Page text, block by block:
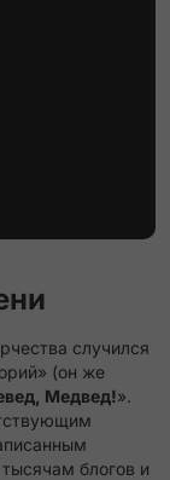
случился
(он же
Медвед!».
блогов и